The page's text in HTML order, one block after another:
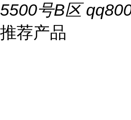
5500号B区
推荐产品